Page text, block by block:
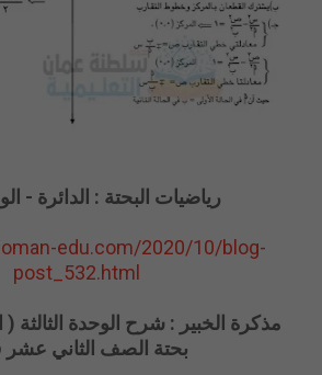
رياضيات البحتة : الدائرة -
edu.com/2020/10/blog-
post_532.html
مذكرة الخبير : شرح الوحدة الثالثة (
بحتة الصف الثاني عشر